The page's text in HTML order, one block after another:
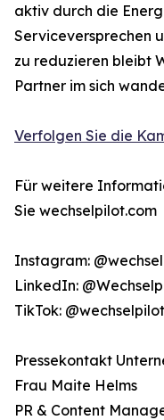
aktiv durch die
Serviceversprechen
zu reduzieren bleibt
Partner im sich
Verfolgen Sie die
Für weitere
Sie wechselpilot.com
Instagram:
LinkedIn:
TikTok: @wechselpilot
Pressekontakt
Frau Maite Helms
PR & Content